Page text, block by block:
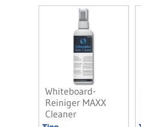
Whiteboard-
Reiniger MAXX
Cleaner